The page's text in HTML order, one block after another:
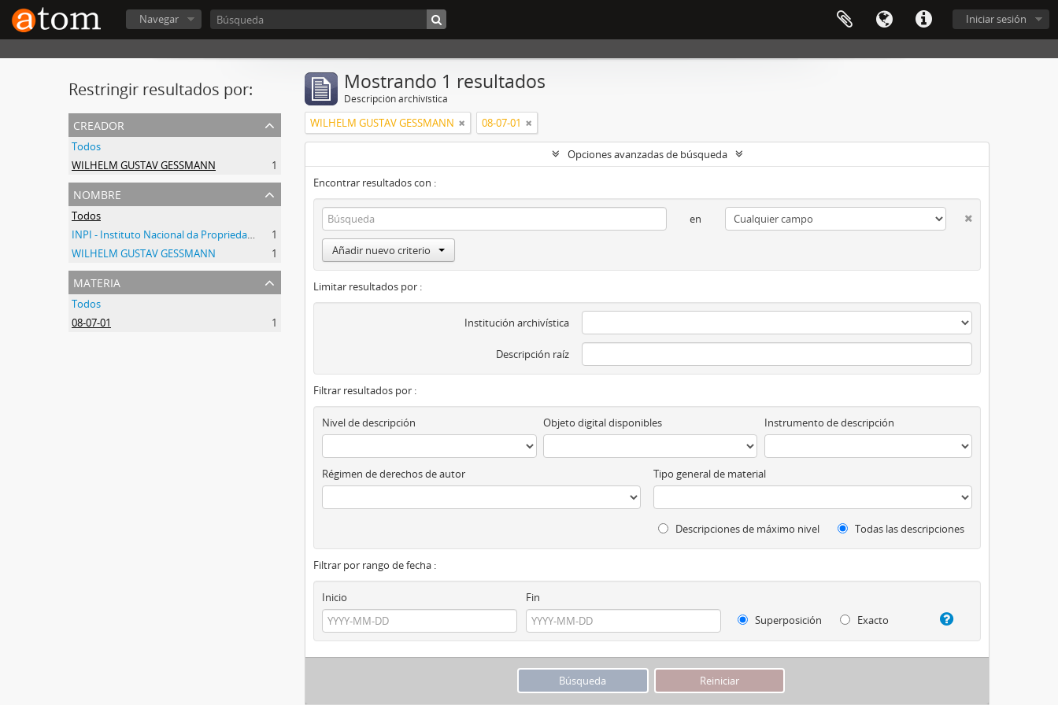
Iniciar sesión
Navegar
Restringir resultados por:
creador
Todos
WILHELM GUSTAV GESSMANN
1
nombre
Todos
INPI - Instituto Nacional da Propriedade Industrial
1
WILHELM GUSTAV GESSMANN
1
materia
Todos
08-07-01
1
Mostrando 1 resultados
Descripción archivística
WILHELM GUSTAV GESSMANN 08-07-01
Opciones avanzadas de búsqueda
Encontrar resultados con :
en
Añadir nuevo criterio
Limitar resultados por :
Institución archivística
Descripción raíz
Filtrar resultados por :
Nivel de descripción Objeto digital disponibles Instrumento de descripción
Régimen de derechos de autor Tipo general de material
Descripciones de máximo nivel Todas las descripciones
Filtrar por rango de fecha :
Inicio
Fin
Superposición
Exacto